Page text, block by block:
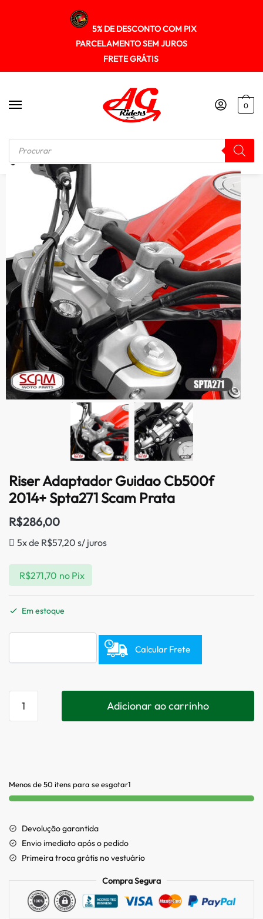
5% DE DESCONTO COM PIX
PARCELAMENTO SEM JUROS
FRETE GRÁTIS
0
Início / RISER GUIDÃO Riser Adaptador Guidao Cb500f 2014+ Spta271 Scam Prata
Riser Adaptador Guidao Cb500f
2014+ Spta271 Scam Prata
R$286,00
5x de R$57,20 s/ juros
R$271,70 no Pix
Em estoque
Calcular Frete
Adicionar ao carrinho
Menos de 50 itens para se esgotar1
Devolução garantida
Envio imediato após o pedido
Primeira troca grátis no vestuário
Compra Segura